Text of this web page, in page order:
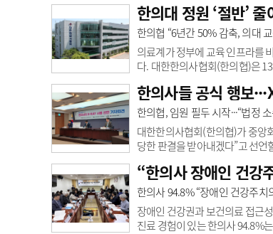
참석한 가운데 열렸다.PDRN은
임에도 손상된 조직세포 재생을
생의학계도 주목하고 있다.양
한의대 정원 ‘절반’
한의협 “6년간 50% 감축, 의대
의료계가 정부에 교육 인프라를
다. 대한한의사협회(한의협)은
한의대 공간을 의대 교육에 사용
대를, 충남대는 대전대를, 전남대
다.한의협은 “현재 부족한 의대
한의사들 공식 행보
한의협, 임원 필두 시작···“법정
대한한의사협회(한의협)가 중앙
당한 판결을 받아내겠다”고 선
한의사 X-ray 사용 권한 관련 법
마련됐다. 금년 1월 수원지방법
으며 검찰이 상고..
“한의사 장애인 건강
한의사 94.8% “장애인 건강주
장애인 건강권과 보건의료 접근
진료 경험이 있는 한의사 94.8%